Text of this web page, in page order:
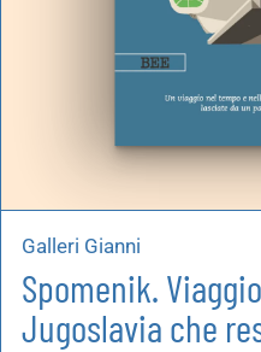
Galleri Gianni
Spomenik.
Jugoslavia che